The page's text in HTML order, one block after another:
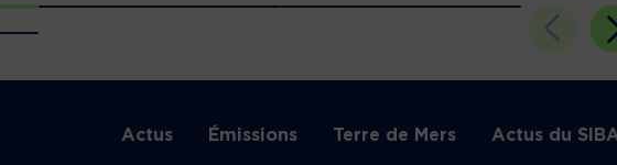
Actus Émissions Terre de Mers Actus du